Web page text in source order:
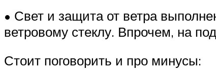
• Свет и защита от ветра
ветровому стеклу. Впрочем, на
Стоит поговорить и про минусы: